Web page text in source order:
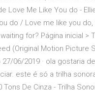
Love Me Like You do -
do / Love me like you
for? Página inicial >
(Original Motion Picture
06/2019 · ola gostaria
este é só a trilha
De Cinza - Trilha